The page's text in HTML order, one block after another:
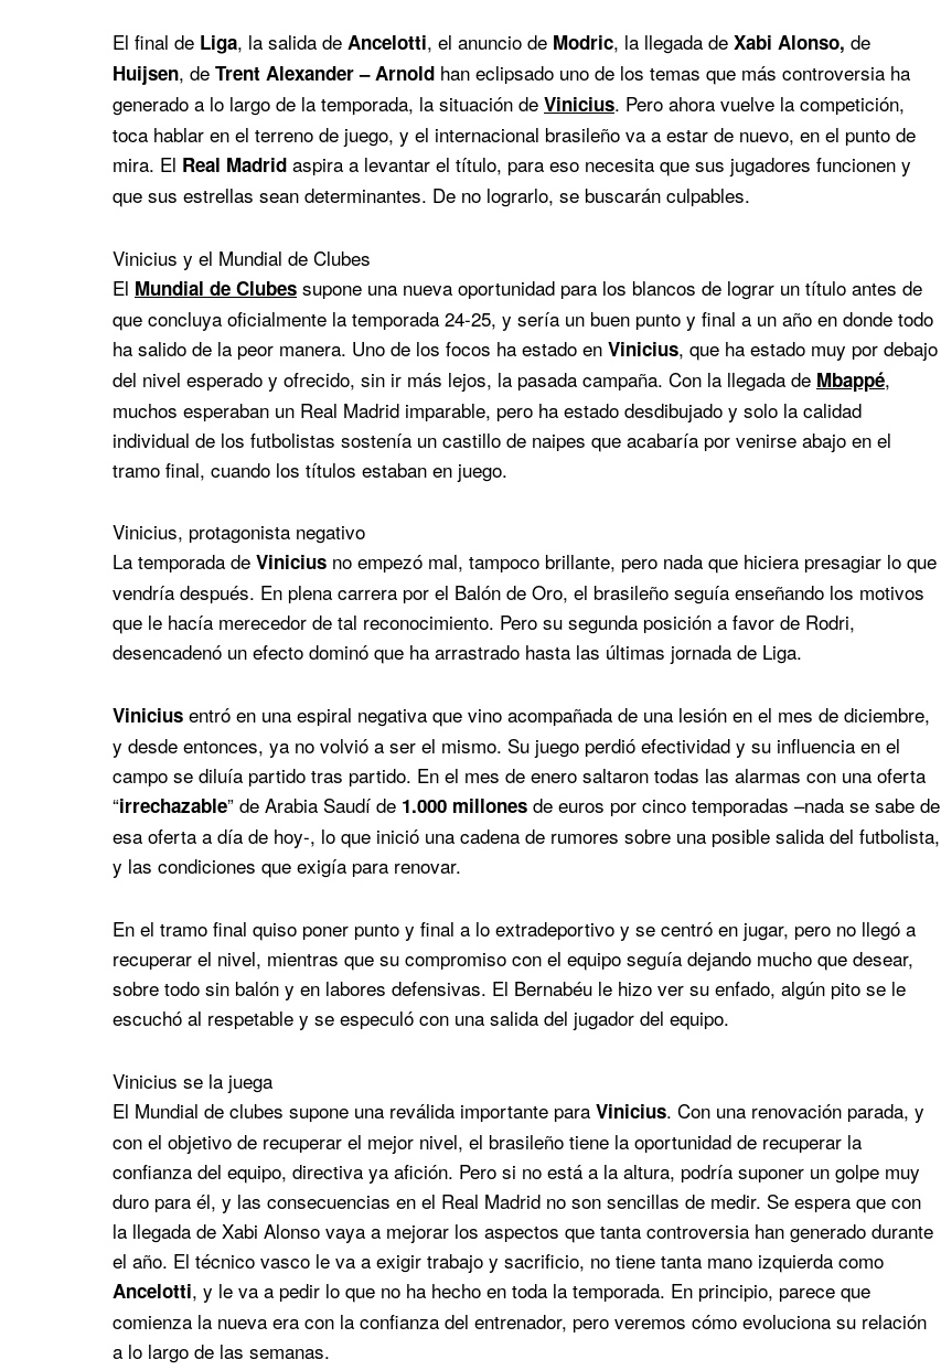
El final de Liga, la salida de Ancelotti, el anuncio de Modric, la llegada de Xabi Alonso, de
Huijsen, de Trent Alexander – Arnold han eclipsado uno de los temas que más controversia ha
generado a lo largo de la temporada, la situación de Vinicius. Pero ahora vuelve la competición,
toca hablar en el terreno de juego, y el internacional brasileño va a estar de nuevo, en el punto de
mira. El Real Madrid aspira a levantar el título, para eso necesita que sus jugadores funcionen y
que sus estrellas sean determinantes. De no lograrlo, se buscarán culpables.
Vinicius y el Mundial de Clubes
El Mundial de Clubes supone una nueva oportunidad para los blancos de lograr un título antes de
que concluya oficialmente la temporada 24-25, y sería un buen punto y final a un año en donde todo
ha salido de la peor manera. Uno de los focos ha estado en Vinicius, que ha estado muy por debajo
del nivel esperado y ofrecido, sin ir más lejos, la pasada campaña. Con la llegada de Mbappé,
muchos esperaban un Real Madrid imparable, pero ha estado desdibujado y solo la calidad
individual de los futbolistas sostenía un castillo de naipes que acabaría por venirse abajo en el
tramo final, cuando los títulos estaban en juego.
Vinicius, protagonista negativo
La temporada de Vinicius no empezó mal, tampoco brillante, pero nada que hiciera presagiar lo que
vendría después. En plena carrera por el Balón de Oro, el brasileño seguía enseñando los motivos
que le hacía merecedor de tal reconocimiento. Pero su segunda posición a favor de Rodri,
desencadenó un efecto dominó que ha arrastrado hasta las últimas jornada de Liga.
Vinicius entró en una espiral negativa que vino acompañada de una lesión en el mes de diciembre,
y desde entonces, ya no volvió a ser el mismo. Su juego perdió efectividad y su influencia en el
campo se diluía partido tras partido. En el mes de enero saltaron todas las alarmas con una oferta
“irrechazable” de Arabia Saudí de 1.000 millones de euros por cinco temporadas –nada se sabe de
esa oferta a día de hoy-, lo que inició una cadena de rumores sobre una posible salida del futbolista,
y las condiciones que exigía para renovar.
En el tramo final quiso poner punto y final a lo extradeportivo y se centró en jugar, pero no llegó a
recuperar el nivel, mientras que su compromiso con el equipo seguía dejando mucho que desear,
sobre todo sin balón y en labores defensivas. El Bernabéu le hizo ver su enfado, algún pito se le
escuchó al respetable y se especuló con una salida del jugador del equipo.
Vinicius se la juega
El Mundial de clubes supone una reválida importante para Vinicius. Con una renovación parada, y
con el objetivo de recuperar el mejor nivel, el brasileño tiene la oportunidad de recuperar la
confianza del equipo, directiva ya afición. Pero si no está a la altura, podría suponer un golpe muy
duro para él, y las consecuencias en el Real Madrid no son sencillas de medir. Se espera que con
la llegada de Xabi Alonso vaya a mejorar los aspectos que tanta controversia han generado durante
el año. El técnico vasco le va a exigir trabajo y sacrificio, no tiene tanta mano izquierda como
Ancelotti, y le va a pedir lo que no ha hecho en toda la temporada. En principio, parece que
comienza la nueva era con la confianza del entrenador, pero veremos cómo evoluciona su relación
a lo largo de las semanas.